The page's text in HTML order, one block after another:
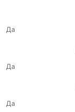
Да
Да
Да